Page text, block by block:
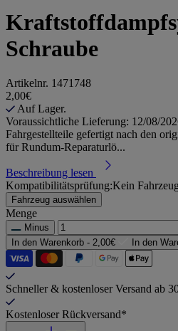
Schraube
Artikelnr. 1471748
2,00€
Auf Lager.
Voraussichtliche Lieferung: 12/08/
Fahrgestellteile gefertigt nach den
für Rundum-Reparaturlö...
Beschreibung lesen
Kompatibilitätsprüfung:Kein
Fahrzeug auswählen
Menge
Minus
In den Warenkorb - 2,00€ In den
Schneller & kostenloser Versand ab
Kostenloser Rückversand*